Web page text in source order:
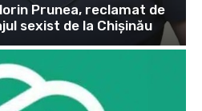
Prunea, reclamat de
sexist de la Chișinău